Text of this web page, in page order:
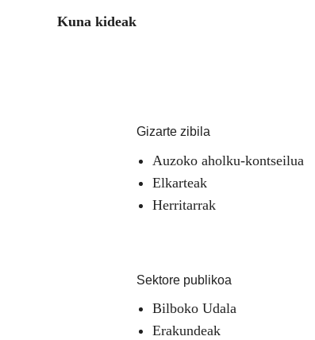
Kuna kideak
Gizarte zibila
Auzoko aholku-kontseilua
Elkarteak
Herritarrak
Sektore publikoa
Bilboko Udala
Erakundeak